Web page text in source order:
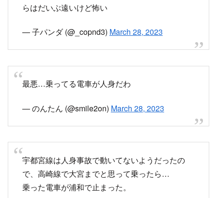
らはだいぶ遠いけど怖い
— 子パンダ (@_copnd3) March 28, 2023
最悪…乗ってる電車が人身だわ
— のんたん (@smile2on) March 28, 2023
宇都宮線は人身事故で動いてないようだったの
で、高崎線で大宮までと思って乗ったら…
乗った電車が浦和で止まった。